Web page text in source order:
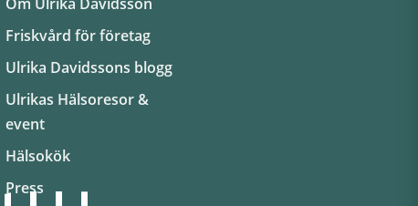
Friskvård för företag
Ulrika Davidssons blogg
Ulrikas Hälsoresor &
event
Hälsokök
Press